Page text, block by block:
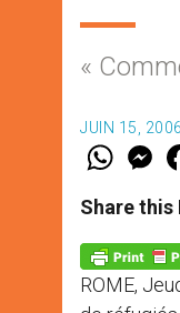
«
JUIN 15,
W
t
s
p
p
M
e
s
e
g
e
r
Share this
ROME,